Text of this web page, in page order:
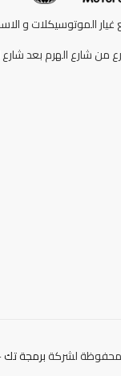
الموتوسيكلات و
من شارع الهرم بعد
برمجة تك